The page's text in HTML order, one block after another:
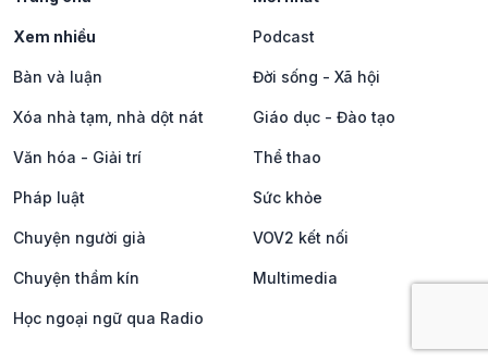
Xem nhiều Podcast
Bàn và luận Đời sống - Xã hội
Xóa nhà tạm, nhà dột nát Giáo dục - Đào tạo
Văn hóa - Giải trí Thể thao
Pháp luật Sức khỏe
Chuyện người già VOV2 kết nối
Chuyện thầm kín Multimedia
Học ngoại ngữ qua Radio